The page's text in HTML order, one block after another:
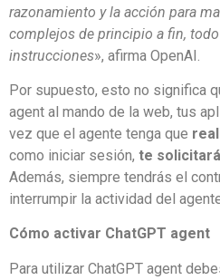
razonamiento y la acción para
complejos de principio a fin,
instrucciones», afirma OpenAI.
Por supuesto, esto no significa
agent al mando de la web, tus
vez que el agente tenga que
como iniciar sesión, te
Además, siempre tendrás el
interrumpir la actividad del
Cómo activar ChatGPT agent
Para utilizar ChatGPT agent